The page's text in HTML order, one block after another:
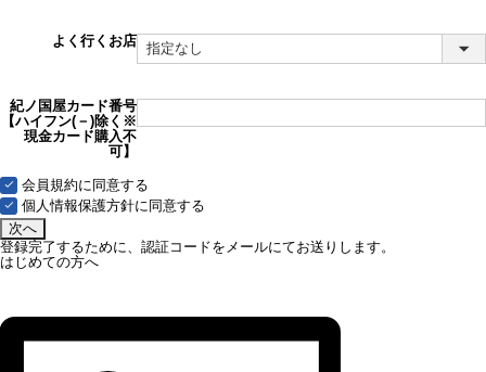
よく行くお店
紀ノ国屋カード番号
【ハイフン(－)除く※
現金カード購入不
可】
会員規約に同意する
個人情報保護方針に同意する
次へ
登録完了するために、認証コードをメールにてお送りします。
はじめての方へ